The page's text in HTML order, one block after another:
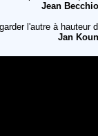
Jean
l'autre à hauteur
Jan